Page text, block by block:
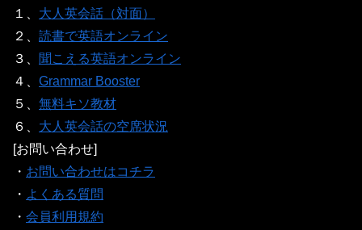
１、 大人英会話（対面）
２、 読書で英語オンライン
３、
聞こえる英語オンライン
４、 Grammar Booster
５、 無料キソ教材
６、 大人英会話の空席状況
[お問い合わせ]
・ お問い合わせはコチラ
・ よくある質問
・ 会員利用規約